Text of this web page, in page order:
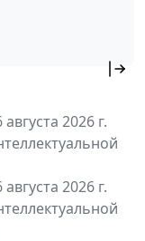
2026 г.
2026 г.